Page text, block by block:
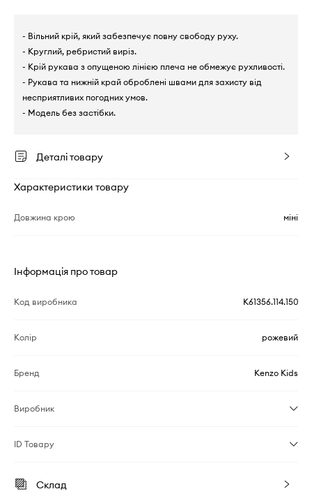
- Вільний крій, який забезпечує повну свободу руху.
- Круглий, ребристий виріз.
- Крій рукава з опущеною лінією плеча не обмежує рухливості.
- Рукава та нижній край оброблені швами для захисту від
несприятливих погодних умов.
- Модель без застібки.
Деталі товару
Характеристики товару
Довжина крою міні
Інформація про товар
Код виробника K61356.114.150
Колір рожевий
Бренд Kenzo Kids
Виробник
ID Товару
Склад